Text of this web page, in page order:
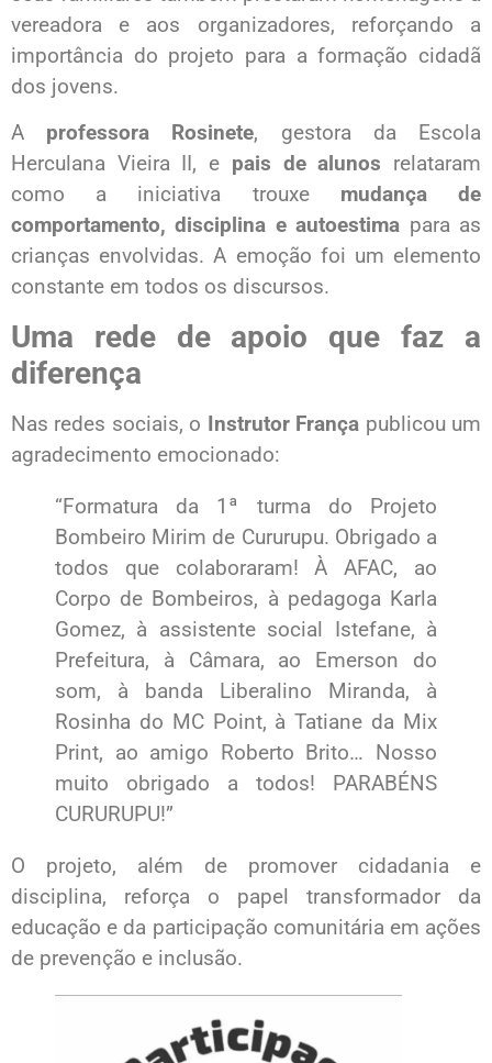
vereadora e aos organizadores, reforçando a
importância do projeto para a formação cidadã
dos jovens.
A professora Rosinete, gestora da Escola
Herculana Vieira II, e pais de alunos relataram
como a iniciativa trouxe mudança de
comportamento, disciplina e autoestima para as
crianças envolvidas. A emoção foi um elemento
constante em todos os discursos.
Uma rede de apoio que faz a
diferença
Nas redes sociais, o Instrutor França publicou um
agradecimento emocionado:
“Formatura da 1ª turma do Projeto
Bombeiro Mirim de Cururupu. Obrigado a
todos que colaboraram! À AFAC, ao
Corpo de Bombeiros, à pedagoga Karla
Gomez, à assistente social Istefane, à
Prefeitura, à Câmara, ao Emerson do
som, à banda Liberalino Miranda, à
Rosinha do MC Point, à Tatiane da Mix
Print, ao amigo Roberto Brito… Nosso
muito obrigado a todos! PARABÉNS
CURURUPU!”
O projeto, além de promover cidadania e
disciplina, reforça o papel transformador da
educação e da participação comunitária em ações
de prevenção e inclusão.